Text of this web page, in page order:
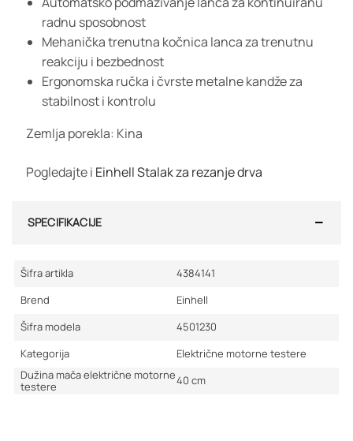
radnu sposobnost
Mehanička trenutna kočnica lanca za trenutnu
reakciju i bezbednost
Ergonomska ručka i čvrste metalne kandže za
stabilnost i kontrolu
Zemlja porekla: Kina
Pogledajte i Einhell Stalak za rezanje drva
SPECIFIKACIJE
Šifra artikla
4384141
Brend
Einhell
Šifra modela
4501230
Kategorija
Električne motorne testere
Dužina mača električne motorne
testere
40 cm